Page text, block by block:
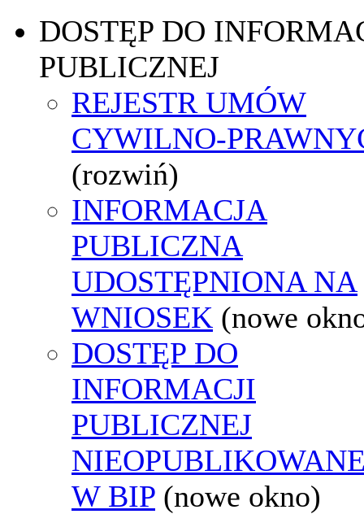
DOSTĘP DO
PUBLICZNEJ
REJESTR UMÓW
CYWILNO-
(rozwiń)
INFORMACJA
PUBLICZNA
UDOSTĘPNIONA NA
WNIOSEK (nowe
DOSTĘP DO
INFORMACJI
PUBLICZNEJ
W BIP (nowe okno)